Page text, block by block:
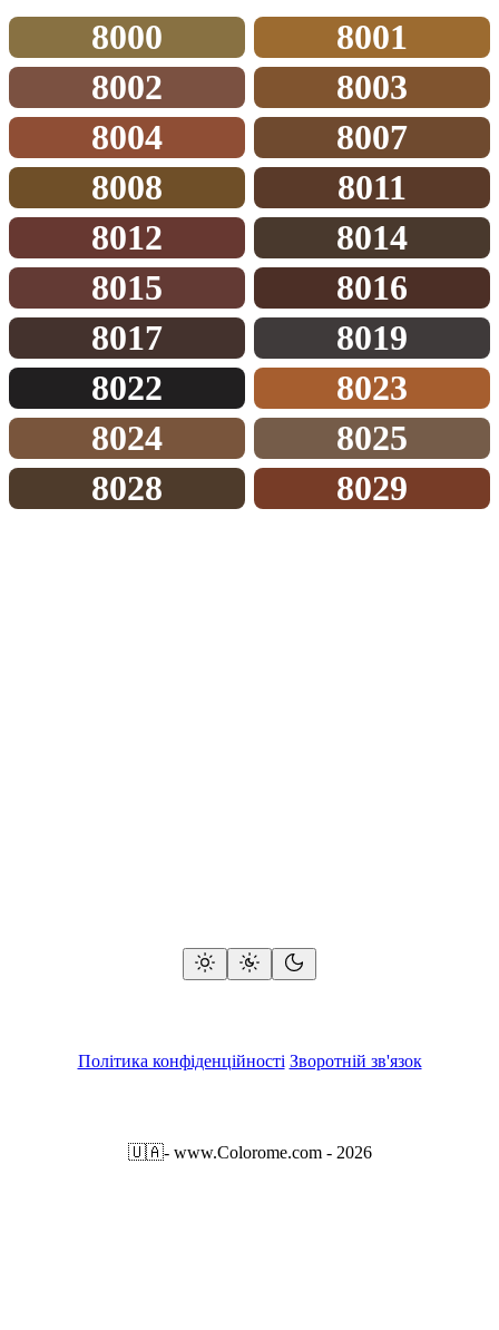
8000
8001
8002
8003
8004
8007
8008
8011
8012
8014
8015
8016
8017
8019
8022
8023
8024
8025
8028
8029
Політика конфіденційності Зворотній зв'язок
🇺🇦- www.Colorome.com - 2026